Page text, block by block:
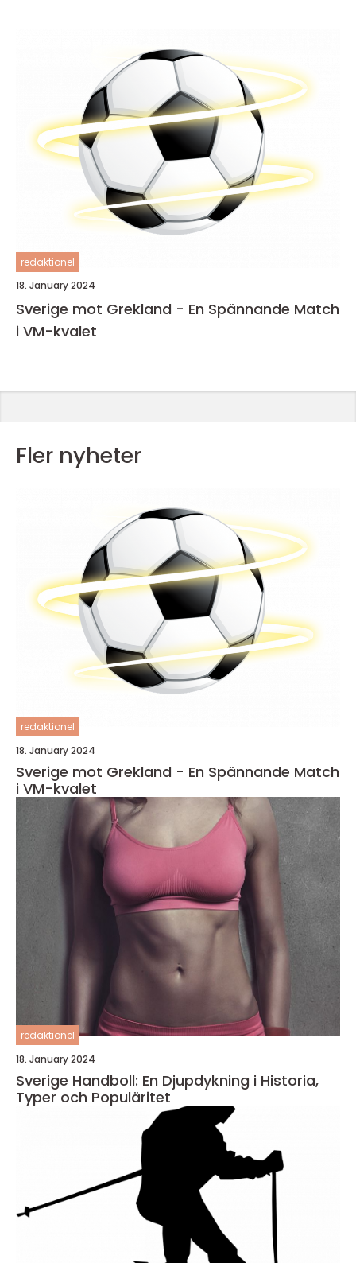
redaktionel
18. January 2024
Sverige mot Grekland - En Spännande Match
i VM-kvalet
Fler nyheter
redaktionel
18. January 2024
Sverige mot Grekland - En Spännande Match
i VM-kvalet
redaktionel
18. January 2024
Sverige Handboll: En Djupdykning i Historia,
Typer och Populäritet